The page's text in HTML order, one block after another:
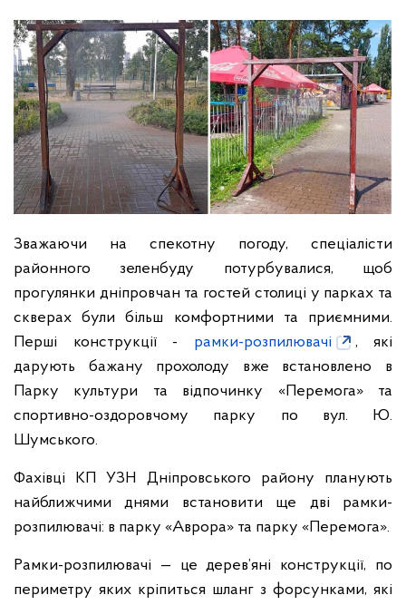
Зважаючи на спекотну погоду, спеціалісти
районного зеленбуду потурбувалися, щоб
прогулянки дніпровчан та гостей столиці у парках та
скверах були більш комфортними та приємними.
Перші конструкції - рамки-розпилювачі
, які
дарують бажану прохолоду вже встановлено в
Парку культури та відпочинку «Перемога» та
спортивно-оздоровчому парку по вул. Ю.
Шумського.
Фахівці КП УЗН Дніпровського району планують
найближчими днями встановити ще дві рамки-
розпилювачі: в парку «Аврора» та парку «Перемога».
Рамки-розпилювачі — це дерев’яні конструкції, по
периметру яких кріпиться шланг з форсунками, які